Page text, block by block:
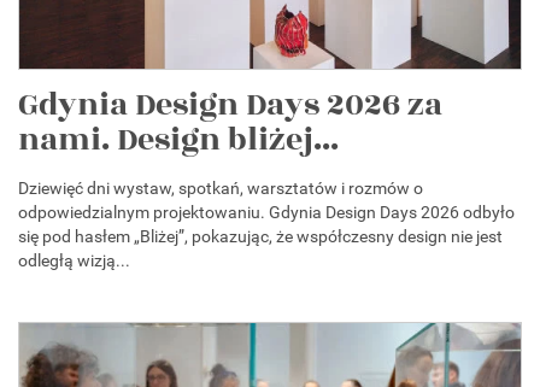
Gdynia Design Days 2026 za
nami. Design bliżej...
Dziewięć dni wystaw, spotkań, warsztatów i rozmów o
odpowiedzialnym projektowaniu. Gdynia Design Days 2026 odbyło
się pod hasłem „Bliżej”, pokazując, że współczesny design nie jest
odległą wizją...